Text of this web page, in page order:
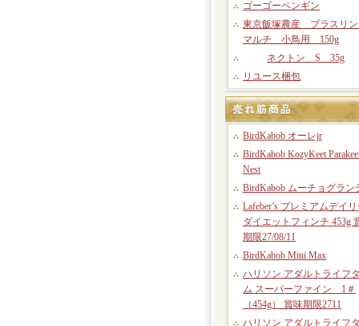
ゴーゴーペンギン
東京飯塚農産 プラスリン
マルチ 小鳥用 150g
ネクトン S 35g
リユース梱包
BirdKabob オーレjr
BirdKabob KozyKeet
Nest
BirdKabob ムーチョグラン
Lafeber’s プレミアムデイリ
ダイエットフィンチ 453g
期限27/08/11
BirdKabob Mini Max
ハリソン アダルトライフ
ム スーパーファイン 1＃
（454g） 賞味期限2711
ハリソン アダルトライフ